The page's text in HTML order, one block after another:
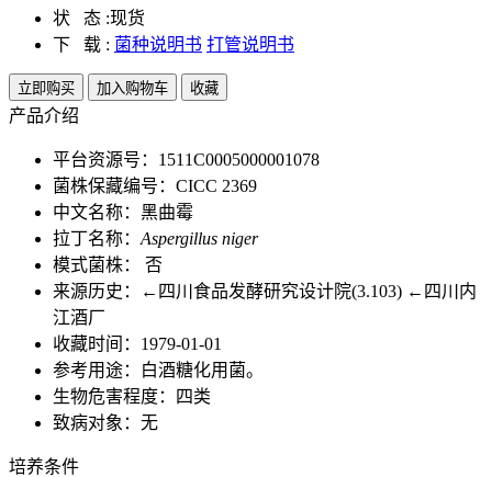
状 态 :现货
下 载 : 菌种说明书 打管说明书
立即购买 加入购物车 收藏
产品介绍
平台资源号：1511C0005000001078
菌株保藏编号：CICC 2369
中文名称：黑曲霉
拉丁名称： Aspergillus niger
模式菌株： 否
来源历史：←四川食品发酵研究设计院(3.103) ←四川内
江酒厂
收藏时间：1979-01-01
参考用途：白酒糖化用菌。
生物危害程度：四类
致病对象：无
培养条件